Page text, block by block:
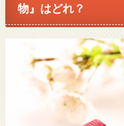
物』はどれ？